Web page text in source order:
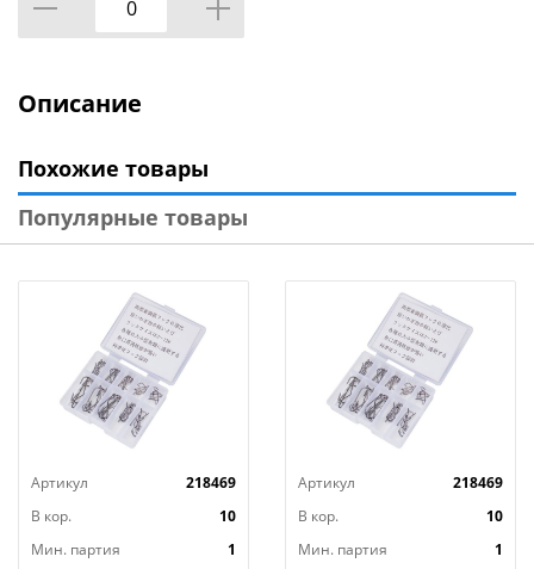
Описание
Похожие товары
Популярные товары
Артикул
218469
В кор.
10
Мин. партия
1
Артикул
218469
В кор.
10
Мин. партия
1